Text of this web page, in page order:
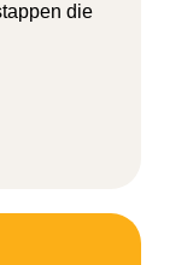
die